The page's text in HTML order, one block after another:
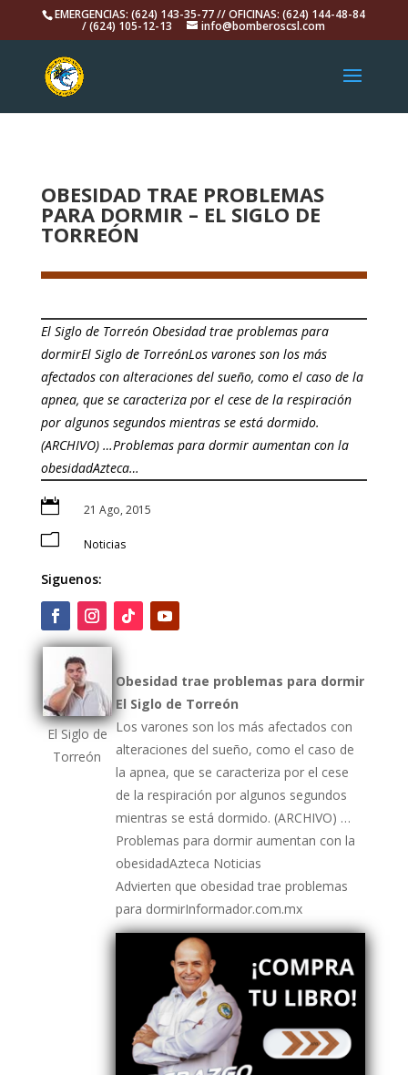
EMERGENCIAS: (624) 143-35-77 // OFICINAS: (624) 144-48-84
/ (624) 105-12-13 info@bomberoscsl.com
OBESIDAD TRAE PROBLEMAS
PARA DORMIR – EL SIGLO DE
TORREÓN
El Siglo de Torreón Obesidad trae problemas para
dormirEl Siglo de TorreónLos varones son los más
afectados con alteraciones del sueño, como el caso de la
apnea, que se caracteriza por el cese de la respiración
por algunos segundos mientras se está dormido.
(ARCHIVO) …Problemas para dormir aumentan con la
obesidadAzteca…
 21 Ago, 2015
m Noticias
Siguenos:
El Siglo de
Torreón
Obesidad trae problemas para dormir
El Siglo de Torreón
Los varones son los más afectados con
alteraciones del sueño, como el caso de
la apnea, que se caracteriza por el cese
de la respiración por algunos segundos
mientras se está dormido. (ARCHIVO) …
Problemas para dormir aumentan con la
obesidadAzteca Noticias
Advierten que obesidad trae problemas
para dormirInformador.com.mx